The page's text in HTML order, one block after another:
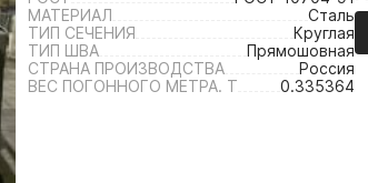
МАТЕРИАЛ
Сталь
ТИП СЕЧЕНИЯ
Круглая
ТИП ШВА
Прямошовная
СТРАНА ПРОИЗВОДСТВА
Россия
ВЕС ПОГОННОГО МЕТРА. Т
0.335364